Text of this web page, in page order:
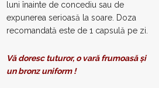
luni înainte de concediu sau de
expunerea serioasă la soare. Doza
recomandată este de 1 capsulă pe zi.
Vă doresc tuturor, o vară frumoasă și
un bronz uniform !